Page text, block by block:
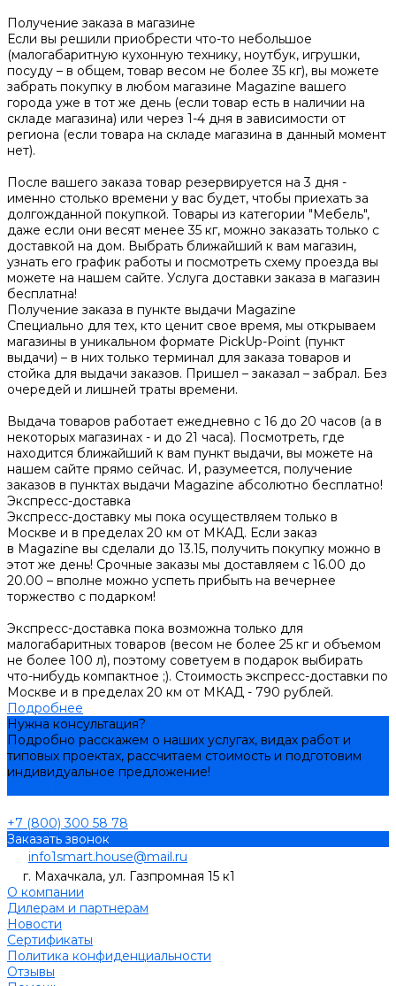
Получение заказа в магазине
Если вы решили приобрести что-то небольшое
(малогабаритную кухонную технику, ноутбук, игрушки,
посуду – в общем, товар весом не более 35 кг), вы можете
забрать покупку в любом магазине Magazine вашего
города уже в тот же день (если товар есть в наличии на
складе магазина) или через 1-4 дня в зависимости от
региона (если товара на складе магазина в данный момент
нет).
После вашего заказа товар резервируется на 3 дня -
именно столько времени у вас будет, чтобы приехать за
долгожданной покупкой. Товары из категории "Мебель",
даже если они весят менее 35 кг, можно заказать только с
доставкой на дом. Выбрать ближайший к вам магазин,
узнать его график работы и посмотреть схему проезда вы
можете на нашем сайте. Услуга доставки заказа в магазин
бесплатна!
Получение заказа в пункте выдачи Magazine
Специально для тех, кто ценит свое время, мы открываем
магазины в уникальном формате PickUp-Point (пункт
выдачи) – в них только терминал для заказа товаров и
стойка для выдачи заказов. Пришел – заказал – забрал. Без
очередей и лишней траты времени.
Выдача товаров работает ежедневно с 16 до 20 часов (а в
некоторых магазинах - и до 21 часа). Посмотреть, где
находится ближайший к вам пункт выдачи, вы можете на
нашем сайте прямо сейчас. И, разумеется, получение
заказов в пунктах выдачи Magazine абсолютно бесплатно!
Экспресс-доставка
Экспресс-доставку мы пока осуществляем только в
Москве и в пределах 20 км от МКАД. Если заказ
в Magazine вы сделали до 13.15, получить покупку можно в
этот же день! Срочные заказы мы доставляем с 16.00 до
20.00 – вполне можно успеть прибыть на вечернее
торжество с подарком!
Экспресс-доставка пока возможна только для
малогабаритных товаров (весом не более 25 кг и объемом
не более 100 л), поэтому советуем в подарок выбирать
что-нибудь компактное ;). Стоимость экспресс-доставки по
Москве и в пределах 20 км от МКАД - 790 рублей.
Подробнее
Нужна консультация?
Подробно расскажем о наших услугах, видах работ и
типовых проектах, рассчитаем стоимость и подготовим
индивидуальное предложение!
+7 (800) 300 58 78
Заказать звонок
info1smart.house@mail.ru
г. Махачкала, ул. Газпромная 15 к1
О компании
Дилерам и партнерам
Новости
Сертификаты
Политика конфиденциальности
Отзывы